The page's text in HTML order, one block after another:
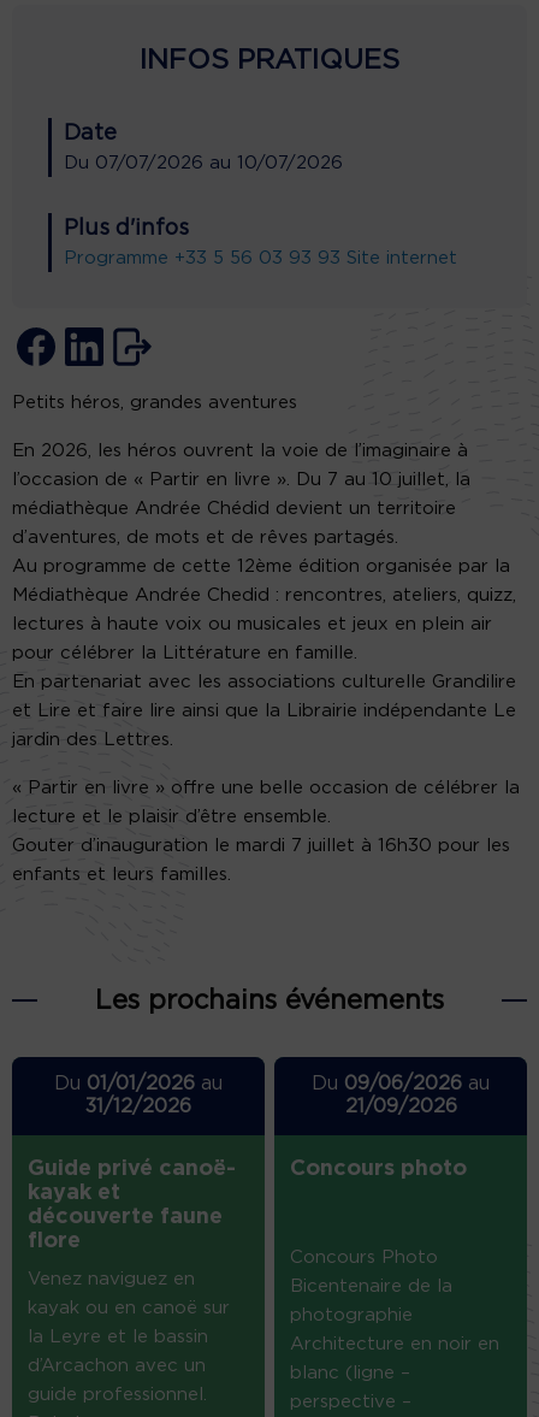
INFOS PRATIQUES
Date
Du 07/07/2026 au 10/07/2026
Plus d'infos
Programme +33 5 56 03 93 93 Site internet
Petits héros, grandes aventures
En 2026, les héros ouvrent la voie de l’imaginaire à
l’occasion de « Partir en livre ». Du 7 au 10 juillet, la
médiathèque Andrée Chédid devient un territoire
d’aventures, de mots et de rêves partagés.
Au programme de cette 12ème édition organisée par la
Médiathèque Andrée Chedid : rencontres, ateliers, quizz,
lectures à haute voix ou musicales et jeux en plein air
pour célébrer la Littérature en famille.
En partenariat avec les associations culturelle Grandilire
et Lire et faire lire ainsi que la Librairie indépendante Le
jardin des Lettres.
« Partir en livre » offre une belle occasion de célébrer la
lecture et le plaisir d’être ensemble.
Gouter d’inauguration le mardi 7 juillet à 16h30 pour les
enfants et leurs familles.
Les prochains événements
Du 01/01/2026au
31/12/2026
Guide privé canoë-
kayak et
découverte faune
flore
Venez naviguez en
kayak ou en canoë sur
la Leyre et le bassin
d’Arcachon avec un
guide professionnel.
Du 09/06/2026 au
21/09/2026
Concours photo
Concours Photo
Bicentenaire de la
photographie
Architecture en noir en
blanc (ligne –
perspective –